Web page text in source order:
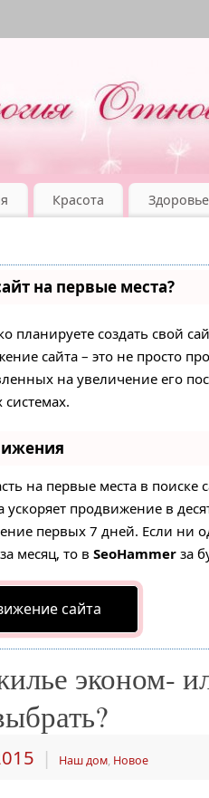
Красота Здоровье
на первые места?
планируете создать свой
сайта – это не просто
на увеличение его
на первые места в поиске
ускоряет продвижение в
первых 7 дней. Если ни
месяц, то в SeoHammer за
сайта
эконом-
| Наш дом, Новое